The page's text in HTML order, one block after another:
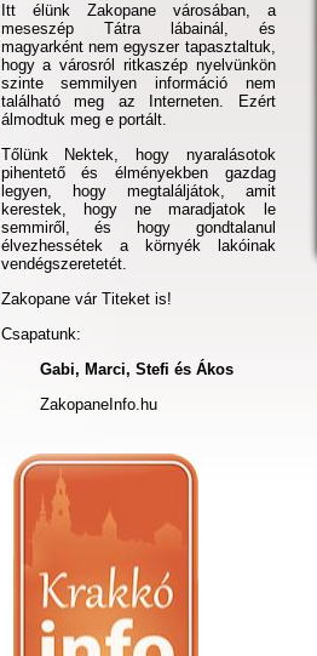
Itt élünk Zakopane városában, a
meseszép Tátra lábainál, és
magyarként nem egyszer tapasztaltuk,
hogy a városról ritkaszép nyelvünkön
szinte semmilyen információ nem
található meg az Interneten. Ezért
álmodtuk meg e portált.
Tőlünk Nektek, hogy nyaralásotok
pihentető és élményekben gazdag
legyen, hogy megtaláljátok, amit
kerestek, hogy ne maradjatok le
semmiről, és hogy gondtalanul
élvezhessétek a környék lakóinak
vendégszeretetét.
Zakopane vár Titeket is!
Csapatunk:
Gabi, Marci, Stefi és Ákos
ZakopaneInfo.hu